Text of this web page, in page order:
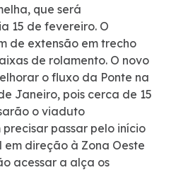
que será
15 de fevereiro. O
de extensão em trecho
de rolamento. O novo
o fluxo da Ponte na
Janeiro, pois cerca de 15
o viaduto
passar pelo início
em direção à Zona Oeste
acessar a alça os